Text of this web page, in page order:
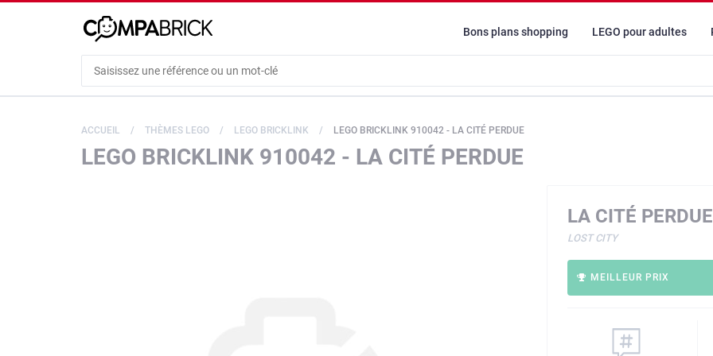
Bons plans shopping LEGO pour adultes
ACCUEIL THÈMES LEGO LEGO BRICKLINK LEGO BRICKLINK 910042 - LA CITÉ PERDUE
LEGO BRICKLINK 910042 - LA CITÉ PERDUE
LA CITÉ PERDUE
LOST CITY
MEILLEUR PRIX